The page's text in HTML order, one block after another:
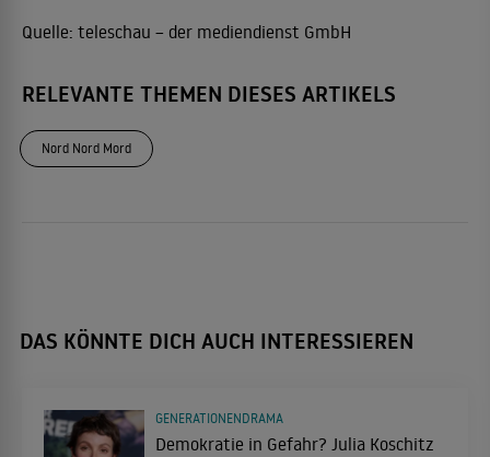
Quelle: teleschau – der mediendienst GmbH
RELEVANTE THEMEN DIESES ARTIKELS
Nord Nord Mord
DAS KÖNNTE DICH AUCH INTERESSIEREN
Demokratie in Gefahr? Julia Koschitz
GENERATIONENDRAMA